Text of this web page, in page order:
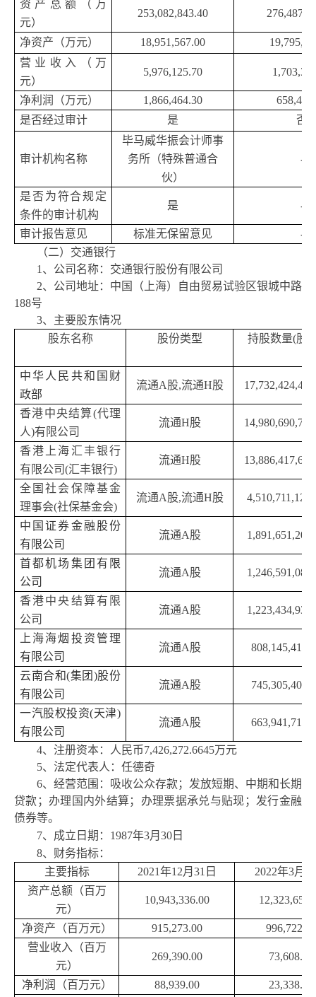
资产总额（万
元）
253,082,843.40
净资产（万元） 18,951,567.00
营业收入（万
元）
5,976,125.70
净利润（万元） 1,866,464.30
是否经过审计
是 否
审计机构名称
毕马威华振会计师事
务所（特殊普通合
伙）
-
是否为符合规定
条件的审计机构
是 -
审计报告意见 标准无保留意见
-
（二） 交通银行
1、公司名称：交通银行股份有限公司
2、公司地址：中国（上海）自由贸易试验区银城中路
188号
3、主要股东情况
股东名称
股份类型 持股数量(股)
中华人民共和国财
政部
流通A股,流通H股 17,732,424,445
香港中央结算(代理
人)有限公司
流通H股 14,980,690,731
香港上海汇丰银行
有限公司(汇丰银行)
流通H股 13,886,417,698
全国社会保障基金
理事会(社保基金会)
流通A股,流通H股 4,510,711,123
中国证券金融股份
有限公司
流通A股 1,891,651,202
首都机场集团有限
公司
流通A股 1,246,591,087
香港中央结算有限
公司
流通A股 1,223,434,937
上海海烟投资管理
有限公司
流通A股 808,145,417
云南合和(集团)股份
有限公司
流通A股 745,305,404
一汽股权投资(天津)
有限公司
流通A股 663,941,711
4、注册资本：人民币7,426,272.6645万元
5、法定代表人：任德奇
6、经营范围：吸收公众存款；发放短期、中期和长期
贷款；办理国内外结算；办理票据承兑与贴现；发行金融
债券等。
7、成立日期：1987年3月30日
8、财务指标：
主要指标
2021年12月31日
2022年3月
资产总额（百万
元）
10,943,336.00
净资产（百万元） 915,273.00
996,722.00
营业收入（百万
元）
269,390.00 73,608.00
净利润（百万元） 88,939.00
23,338.00